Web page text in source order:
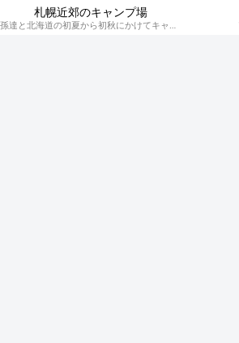
札幌近郊のキャンプ場
孫達と北海道の初夏から初秋にかけてキャンプに出かけます。キャンプ場情報だったり料理だったり花火や遊びに虫取りとまさに「やっちゃえ！えびG」やりたい放題のブログです。